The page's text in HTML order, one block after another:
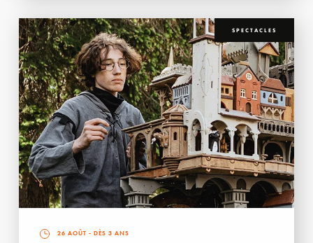
SPECTACLES
26 AOÛT - DÈS 3 ANS